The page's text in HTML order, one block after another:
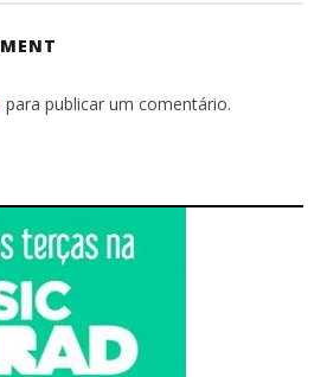
para publicar um comentário.